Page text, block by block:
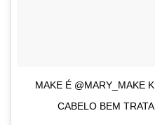
MAKE É @MARY_MAKE
CABELO BEM